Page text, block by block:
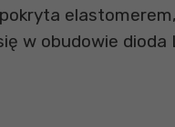
w obudowie dioda